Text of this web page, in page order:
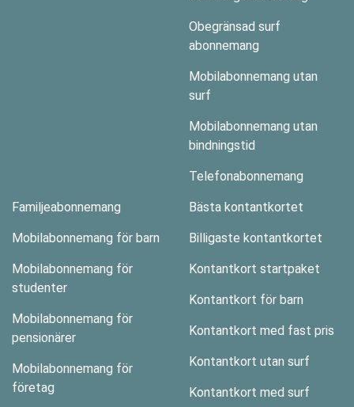
Obegränsad surf
abonnemang
Mobilabonnemang utan
surf
Mobilabonnemang utan
bindningstid
Telefonabonnemang
Familjeabonnemang
Mobilabonnemang för barn
Mobilabonnemang för
studenter
Mobilabonnemang för
pensionärer
Mobilabonnemang för
företag
Bästa kontantkortet
Billigaste kontantkortet
Kontantkort startpaket
Kontantkort för barn
Kontantkort med fast pris
Kontantkort utan surf
Kontantkort med surf